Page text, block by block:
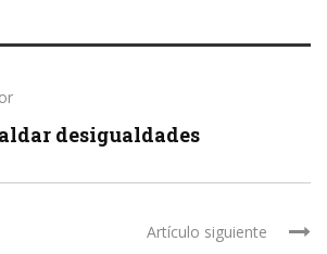
desigualdades
Artículo siguiente